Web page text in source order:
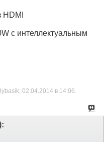
c интеллектуальным
02.04.2014 в 14:06